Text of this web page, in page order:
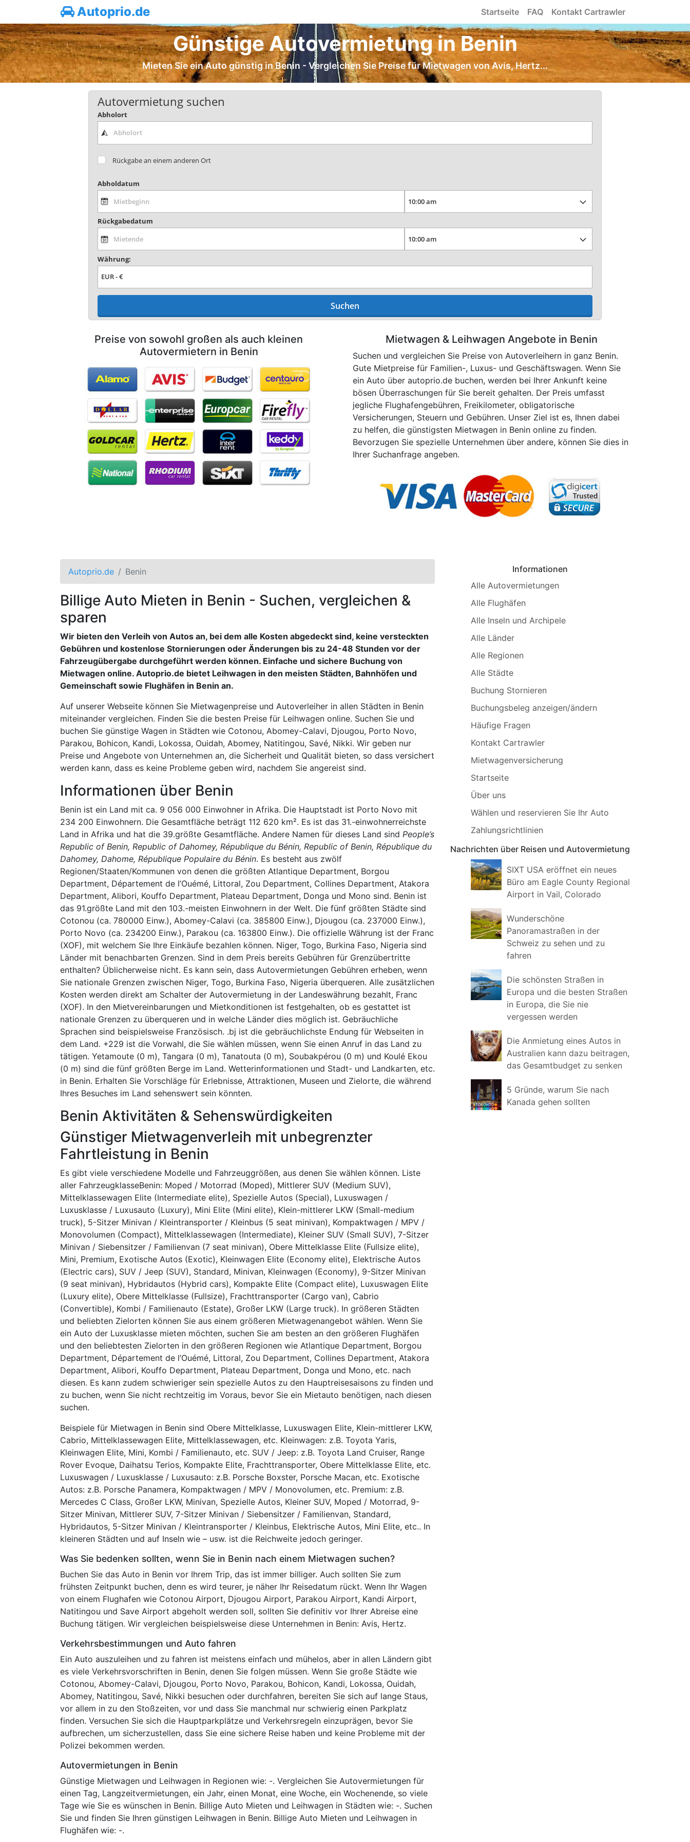
Autoprio.de Startseite FAQ Kontakt Cartrawler
Günstige Autovermietung in Benin
Mieten Sie ein Auto günstig in Benin - Vergleichen Sie Preise für Mietwagen von Avis, Hertz...
Autovermietung suchen
Abholort
Rückgabe an einem anderen Ort
Abholdatum
Rückgabedatum
Währung:
Suchen
Preise von sowohl großen als auch kleinen
Autovermietern in Benin
Mietwagen & Leihwagen Angebote in Benin
Suchen und vergleichen Sie Preise von Autoverleihern in ganz Benin.
Gute Mietpreise für Familien-, Luxus- und Geschäftswagen. Wenn Sie
ein Auto über autoprio.de buchen, werden bei Ihrer Ankunft keine
bösen Überraschungen für Sie bereit gehalten. Der Preis umfasst
jegliche Flughafengebühren, Freikilometer, obligatorische
Versicherungen, Steuern und Gebühren. Unser Ziel ist es, Ihnen dabei
zu helfen, die günstigsten Mietwagen in Benin online zu finden.
Bevorzugen Sie spezielle Unternehmen über andere, können Sie dies in
Ihrer Suchanfrage angeben.
Autoprio.de Benin
Billige Auto Mieten in Benin - Suchen, vergleichen &
sparen
Wir bieten den Verleih von Autos an, bei dem alle Kosten abgedeckt sind, keine versteckten
Gebühren und kostenlose Stornierungen oder Änderungen bis zu 24-48 Stunden vor der
Fahrzeugübergabe durchgeführt werden können. Einfache und sichere Buchung von
Mietwagen online. Autoprio.de bietet Leihwagen in den meisten Städten, Bahnhöfen und
Gemeinschaft sowie Flughäfen in Benin an.
Auf unserer Webseite können Sie Mietwagenpreise und Autoverleiher in allen Städten in Benin
miteinander vergleichen. Finden Sie die besten Preise für Leihwagen online. Suchen Sie und
buchen Sie günstige Wagen in Städten wie Cotonou, Abomey-Calavi, Djougou, Porto Novo,
Parakou, Bohicon, Kandi, Lokossa, Ouidah, Abomey, Natitingou, Savé, Nikki. Wir geben nur
Preise und Angebote von Unternehmen an, die Sicherheit und Qualität bieten, so dass versichert
werden kann, dass es keine Probleme geben wird, nachdem Sie angereist sind.
Informationen über Benin
Benin ist ein Land mit ca. 9 056 000 Einwohner in Afrika. Die Hauptstadt ist Porto Novo mit
234 200 Einwohnern. Die Gesamtfläche beträgt 112 620 km². Es ist das 31.-einwohnerreichste
Land in Afrika und hat die 39.größte Gesamtfläche. Andere Namen für dieses Land sind People’s
Republic of Benin, Republic of Dahomey, République du Bénin, Republic of Benin, République du
Dahomey, Dahome, République Populaire du Bénin. Es besteht aus zwölf
Regionen/Staaten/Kommunen von denen die größten Atlantique Department, Borgou
Department, Département de l’Ouémé, Littoral, Zou Department, Collines Department, Atakora
Department, Alibori, Kouffo Department, Plateau Department, Donga und Mono sind. Benin ist
das 91.größte Land mit den 103.-meisten Einwohnern in der Welt. Die fünf größten Städte sind
Cotonou (ca. 780000 Einw.), Abomey-Calavi (ca. 385800 Einw.), Djougou (ca. 237000 Einw.),
Porto Novo (ca. 234200 Einw.), Parakou (ca. 163800 Einw.). Die offizielle Währung ist der Franc
(XOF), mit welchem Sie Ihre Einkäufe bezahlen können. Niger, Togo, Burkina Faso, Nigeria sind
Länder mit benachbarten Grenzen. Sind in dem Preis bereits Gebühren für Grenzübertritte
enthalten? Üblicherweise nicht. Es kann sein, dass Autovermietungen Gebühren erheben, wenn
Sie nationale Grenzen zwischen Niger, Togo, Burkina Faso, Nigeria überqueren. Alle zusätzlichen
Kosten werden direkt am Schalter der Autovermietung in der Landeswährung bezahlt, Franc
(XOF). In den Mietvereinbarungen und Mietkonditionen ist festgehalten, ob es gestattet ist
nationale Grenzen zu überqueren und in welche Länder dies möglich ist. Gebräuchliche
Sprachen sind beispielsweise Französisch. .bj ist die gebräuchlichste Endung für Webseiten in
dem Land. +229 ist die Vorwahl, die Sie wählen müssen, wenn Sie einen Anruf in das Land zu
tätigen. Yetamoute (0 m), Tangara (0 m), Tanatouta (0 m), Soubakpérou (0 m) und Koulé Ekou
(0 m) sind die fünf größten Berge im Land. Wetterinformationen und Stadt- und Landkarten, etc.
in Benin. Erhalten Sie Vorschläge für Erlebnisse, Attraktionen, Museen und Zielorte, die während
Ihres Besuches im Land sehenswert sein könnten.
Benin Aktivitäten & Sehenswürdigkeiten
Günstiger Mietwagenverleih mit unbegrenzter
Fahrtleistung in Benin
Es gibt viele verschiedene Modelle und Fahrzeuggrößen, aus denen Sie wählen können. Liste
aller FahrzeugklasseBenin: Moped / Motorrad (Moped), Mittlerer SUV (Medium SUV),
Mittelklassewagen Elite (Intermediate elite), Spezielle Autos (Special), Luxuswagen /
Luxusklasse / Luxusauto (Luxury), Mini Elite (Mini elite), Klein-mittlerer LKW (Small-medium
truck), 5-Sitzer Minivan / Kleintransporter / Kleinbus (5 seat minivan), Kompaktwagen / MPV /
Monovolumen (Compact), Mittelklassewagen (Intermediate), Kleiner SUV (Small SUV), 7-Sitzer
Minivan / Siebensitzer / Familienvan (7 seat minivan), Obere Mittelklasse Elite (Fullsize elite),
Mini, Premium, Exotische Autos (Exotic), Kleinwagen Elite (Economy elite), Elektrische Autos
(Electric cars), SUV / Jeep (SUV), Standard, Minivan, Kleinwagen (Economy), 9-Sitzer Minivan
(9 seat minivan), Hybridautos (Hybrid cars), Kompakte Elite (Compact elite), Luxuswagen Elite
(Luxury elite), Obere Mittelklasse (Fullsize), Frachttransporter (Cargo van), Cabrio
(Convertible), Kombi / Familienauto (Estate), Großer LKW (Large truck). In größeren Städten
und beliebten Zielorten können Sie aus einem größeren Mietwagenangebot wählen. Wenn Sie
ein Auto der Luxusklasse mieten möchten, suchen Sie am besten an den größeren Flughäfen
und den beliebtesten Zielorten in den größeren Regionen wie Atlantique Department, Borgou
Department, Département de l’Ouémé, Littoral, Zou Department, Collines Department, Atakora
Department, Alibori, Kouffo Department, Plateau Department, Donga und Mono, etc. nach
diesen. Es kann zudem schwieriger sein spezielle Autos zu den Hauptreisesaisons zu finden und
zu buchen, wenn Sie nicht rechtzeitig im Voraus, bevor Sie ein Mietauto benötigen, nach diesen
suchen.
Beispiele für Mietwagen in Benin sind Obere Mittelklasse, Luxuswagen Elite, Klein-mittlerer LKW,
Cabrio, Mittelklassewagen Elite, Mittelklassewagen, etc. Kleinwagen: z.B. Toyota Yaris,
Kleinwagen Elite, Mini, Kombi / Familienauto, etc. SUV / Jeep: z.B. Toyota Land Cruiser, Range
Rover Evoque, Daihatsu Terios, Kompakte Elite, Frachttransporter, Obere Mittelklasse Elite, etc.
Luxuswagen / Luxusklasse / Luxusauto: z.B. Porsche Boxster, Porsche Macan, etc. Exotische
Autos: z.B. Porsche Panamera, Kompaktwagen / MPV / Monovolumen, etc. Premium: z.B.
Mercedes C Class, Großer LKW, Minivan, Spezielle Autos, Kleiner SUV, Moped / Motorrad, 9-
Sitzer Minivan, Mittlerer SUV, 7-Sitzer Minivan / Siebensitzer / Familienvan, Standard,
Hybridautos, 5-Sitzer Minivan / Kleintransporter / Kleinbus, Elektrische Autos, Mini Elite, etc.. In
kleineren Städten und auf Inseln wie – usw. ist die Reichweite jedoch geringer.
Was Sie bedenken sollten, wenn Sie in Benin nach einem Mietwagen suchen?
Buchen Sie das Auto in Benin vor Ihrem Trip, das ist immer billiger. Auch sollten Sie zum
frühsten Zeitpunkt buchen, denn es wird teurer, je näher Ihr Reisedatum rückt. Wenn Ihr Wagen
von einem Flughafen wie Cotonou Airport, Djougou Airport, Parakou Airport, Kandi Airport,
Natitingou und Save Airport abgeholt werden soll, sollten Sie definitiv vor Ihrer Abreise eine
Buchung tätigen. Wir vergleichen beispielsweise diese Unternehmen in Benin: Avis, Hertz.
Verkehrsbestimmungen und Auto fahren
Ein Auto auszuleihen und zu fahren ist meistens einfach und mühelos, aber in allen Ländern gibt
es viele Verkehrsvorschriften in Benin, denen Sie folgen müssen. Wenn Sie große Städte wie
Cotonou, Abomey-Calavi, Djougou, Porto Novo, Parakou, Bohicon, Kandi, Lokossa, Ouidah,
Abomey, Natitingou, Savé, Nikki besuchen oder durchfahren, bereiten Sie sich auf lange Staus,
vor allem in zu den Stoßzeiten, vor und dass Sie manchmal nur schwierig einen Parkplatz
finden. Versuchen Sie sich die Hauptparkplätze und Verkehrsregeln einzuprägen, bevor Sie
aufbrechen, um sicherzustellen, dass Sie eine sichere Reise haben und keine Probleme mit der
Polizei bekommen werden.
Autovermietungen in Benin
Günstige Mietwagen und Leihwagen in Regionen wie: -. Vergleichen Sie Autovermietungen für
einen Tag, Langzeitvermietungen, ein Jahr, einen Monat, eine Woche, ein Wochenende, so viele
Tage wie Sie es wünschen in Benin. Billige Auto Mieten und Leihwagen in Städten wie: -. Suchen
Sie und finden Sie Ihren günstigen Leihwagen in Benin. Billige Auto Mieten und Leihwagen in
Flughäfen wie: -.
Informationen
Alle Autovermietungen
Alle Flughäfen
Alle Inseln und Archipele
Alle Länder
Alle Regionen
Alle Städte
Buchung Stornieren
Buchungsbeleg anzeigen/ändern
Häufige Fragen
Kontakt Cartrawler
Mietwagenversicherung
Startseite
Über uns
Wählen und reservieren Sie Ihr Auto
Zahlungsrichtlinien
Nachrichten über Reisen und Autovermietung
SIXT USA eröffnet ein neues
Büro am Eagle County Regional
Airport in Vail, Colorado
Wunderschöne
Panoramastraßen in der
Schweiz zu sehen und zu
fahren
Die schönsten Straßen in
Europa und die besten Straßen
in Europa, die Sie nie
vergessen werden
Die Anmietung eines Autos in
Australien kann dazu beitragen,
das Gesamtbudget zu senken
5 Gründe, warum Sie nach
Kanada gehen sollten